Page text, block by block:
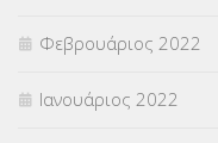
Φεβρουάριος 2022
Ιανουάριος 2022